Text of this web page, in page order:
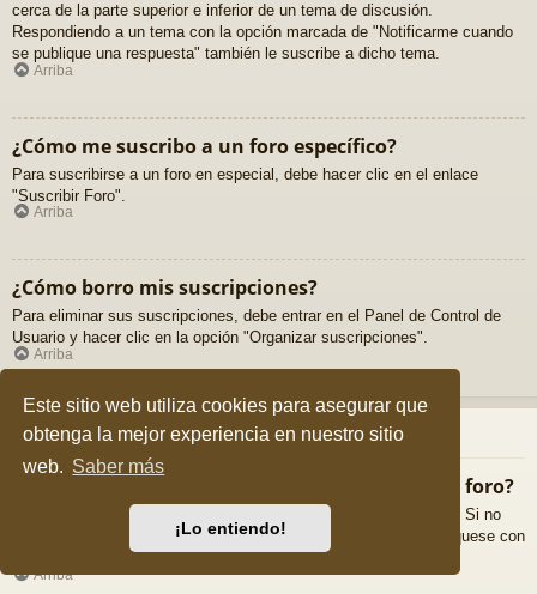
Este sitio web utiliza cookies para asegurar que
obtenga la mejor experiencia en nuestro sitio
web. Saber más
¡Lo entiendo!
cerca de la parte superior e inferior de un tema de discusión.
Respondiendo a un tema con la opción marcada de "Notificarme cuando
se publique una respuesta" también le suscribe a dicho tema.
Arriba
¿Cómo me suscribo a un foro específico?
Para suscribirse a un foro en especial, debe hacer clic en el enlace
"Suscribir Foro".
Arriba
¿Cómo borro mis suscripciones?
Para eliminar sus suscripciones, debe entrar en el Panel de Control de
Usuario y hacer clic en la opción "Organizar suscripciones".
Arriba
Archivos Adjuntos
¿Qué archivos adjuntos son permitidos en este foro?
Cada foro puede permitir o no ciertos tipos de archivos adjuntos. Si no
está seguro de que tipos de archivos se pueden cargar, comuníquese con
La Administración para obtener más información.
Arriba